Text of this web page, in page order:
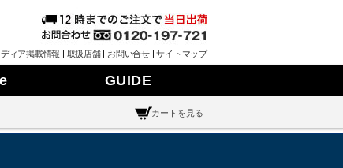
ディア掲載情報 | 取扱店舗| お問い合せ|サイトマップ
GUIDE
カートを見る